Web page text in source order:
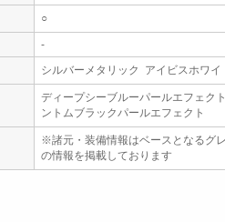
○
-
シルバーメタリック アイビスホワ
ディープシーブルーパールエフェク
ントムブラックパールエフェクト
※諸元・装備情報はベースとなるグ
の情報を掲載しております